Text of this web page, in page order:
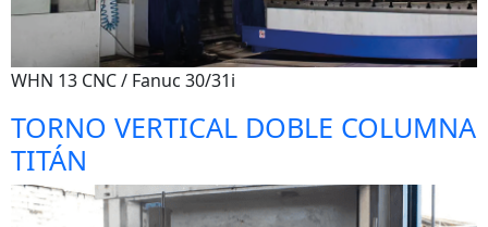
WHN 13 CNC / Fanuc 30/31i
TORNO VERTICAL DOBLE COLUMNA
TITÁN